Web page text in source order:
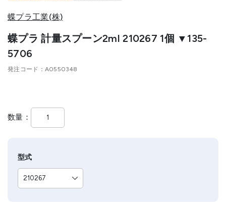
蝶プラ工業(株)
蝶プラ 計量スプーン2ml 210267 1個 ▼135-
5706
発注コード A0550348
数量
型式